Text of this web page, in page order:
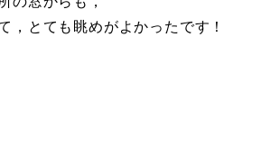
とても眺めがよかったです！